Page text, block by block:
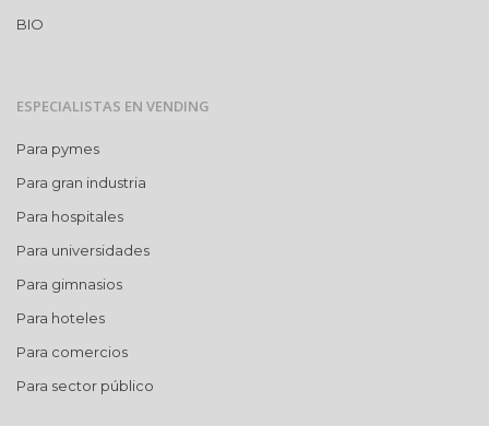
BIO
ESPECIALISTAS EN VENDING
Para pymes
Para gran industria
Para hospitales
Para universidades
Para gimnasios
Para hoteles
Para comercios
Para sector público